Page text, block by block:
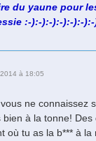
du yaune pour
:-):-):-):-):-):-
à 18:05
ne connaissez
à la tonne!
où tu as la b*** à la